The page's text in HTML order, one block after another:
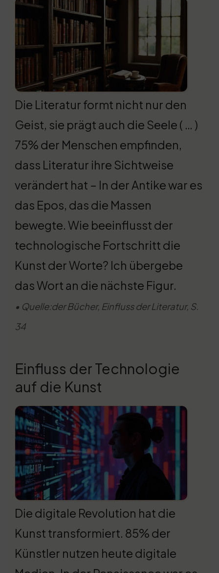
Die Literatur formt nicht nur den
Geist, sie prägt auch die Seele ( … )
75% der Menschen empfinden,
dass Literatur ihre Sichtweise
verändert hat – In der Antike war es
das Epos, das die Massen
bewegte. Wie beeinflusst der
technologische Fortschritt die
Kunst der Worte? Ich übergebe
das Wort an die nächste Figur.
• Quelle:der Bücher, Einfluss der Literatur, S.
34
Einfluss der Technologie
auf die Kunst
Die digitale Revolution hat die
Kunst transformiert. 85% der
Künstler nutzen heute digitale